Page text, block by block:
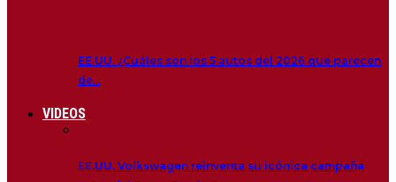
EE.UU. ¿Cuáles son los 5 autos del 2026 que parecen
de…
VIDEOS
EE.UU. Volkswagen reinventa su icónica campaña